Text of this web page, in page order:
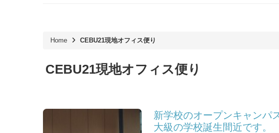
Home CEBU21現地オフィス便り
CEBU21現地オフィス便り
新学校のオープンキャンパ
大級の学校誕生間近です。